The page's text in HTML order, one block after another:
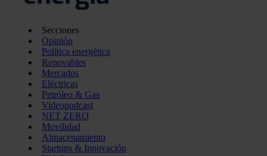
Secciones
Opinión
Política energética
Renovables
Mercados
Eléctricas
Petróleo & Gas
Videopodcast
NET ZERO
Movilidad
Almacenamiento
Startups & Innovación